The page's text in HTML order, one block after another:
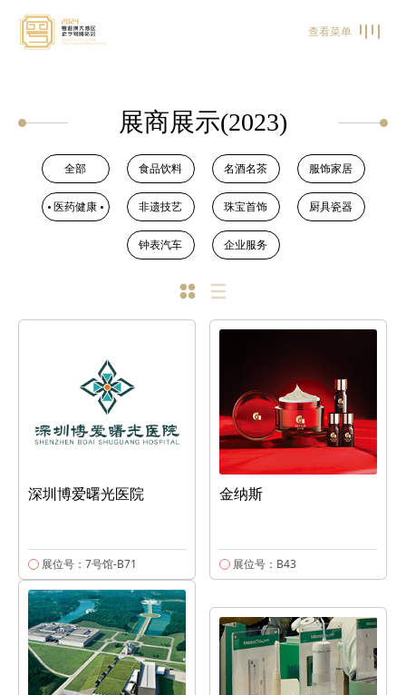
查看菜单
展商展示(2023)
全部 食品饮料 名酒名茶 服饰家居
医药健康 非遗技艺 珠宝首饰 厨具瓷器
钟表汽车 企业服务
深圳博爱曙光医院
展位号：7号馆-B71
金纳斯
展位号：B43